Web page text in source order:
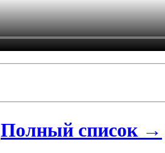
Полный список →